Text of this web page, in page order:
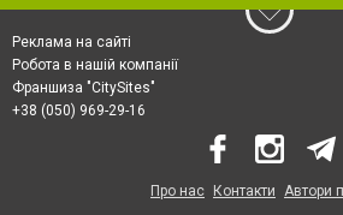
Реклама на сайті
Робота в нашій компанії
Франшиза "CitySites"
+38 (050) 969-29-16
Про нас Контакти Автори